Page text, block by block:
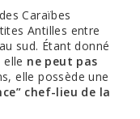
Caraïbes
Antilles entre
sud. Étant donné
elle ne peut pas
elle possède une
chef-lieu de la